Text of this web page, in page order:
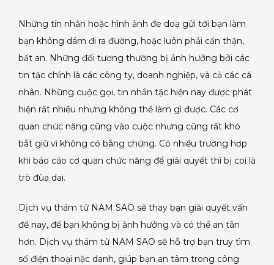
Những tin nhắn hoặc hình ảnh đe doạ gửi tới bạn làm
bạn không dám đi ra đường, hoặc luôn phải cẩn thận,
bất an. Những đối tượng thường bị ảnh hưởng bởi các
tin tặc chính là các công ty, doanh nghiệp, và cả các cá
nhân. Những cuộc gọi, tin nhắn tặc hiện nay được phát
hiện rất nhiều nhưng không thể làm gì được. Các cơ
quan chức năng cũng vào cuộc nhưng cũng rất khó
bắt giữ vì không có bằng chứng. Có nhiều trường hơp
khi báo cáo cơ quan chức năng để giải quyết thì bị coi là
trò đùa dai.
Dịch vụ thám tử NAM SAO sẽ thay bạn giải quyết vấn
đề nay, để bạn không bị ảnh hưởng và có thể an tân
hơn. Dịch vụ thám tử NAM SAO sẽ hỗ trợ bạn truy tìm
số điện thoại nặc danh, giúp bạn an tâm trong công